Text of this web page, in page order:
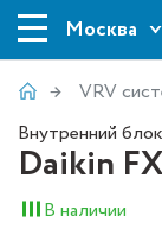
Москва
VRV
Внутренний блок
Daikin
В наличии